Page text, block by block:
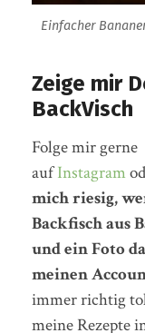
Einfacher
Zeige mir
BackVisch
Folge mir gerne
aufInstagram
mich riesig,
Backfisch aus
und ein Foto
meinen
immer richtig
meine Rezepte